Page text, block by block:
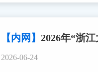
【内网】 2026年“浙
2026-06-24